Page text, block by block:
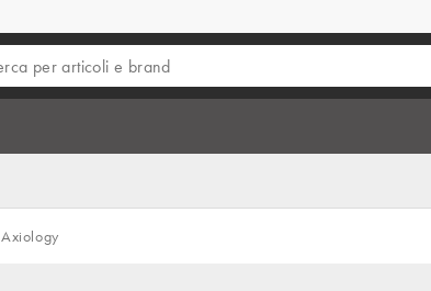
Axiology